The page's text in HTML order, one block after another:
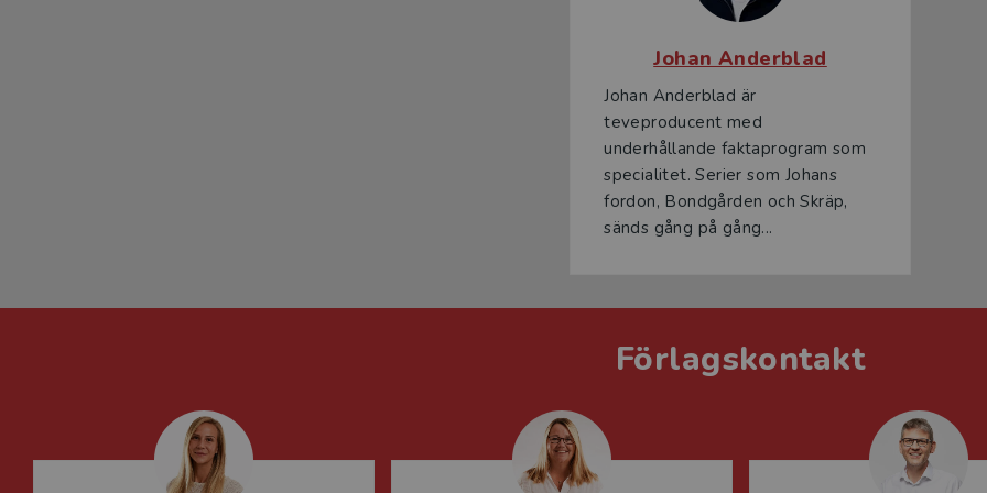
Johan Anderblad
Johan Anderblad är
teveproducent med
underhållande faktaprogram som
specialitet. Serier som Johans
fordon, Bondgården och Skräp,
sänds gång på gång...
Förlagskontakt